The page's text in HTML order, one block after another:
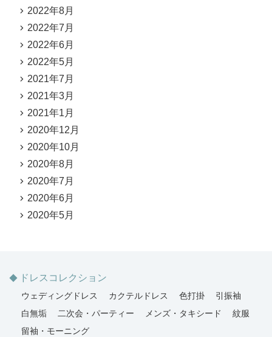
2022年8月
2022年7月
2022年6月
2022年5月
2021年7月
2021年3月
2021年1月
2020年12月
2020年10月
2020年8月
2020年7月
2020年6月
2020年5月
ドレスコレクション
ウェディングドレス カクテルドレス 色打掛
引振袖
白無垢
二次会・パーティー メンズ・タキシード
紋服
留袖・モーニング